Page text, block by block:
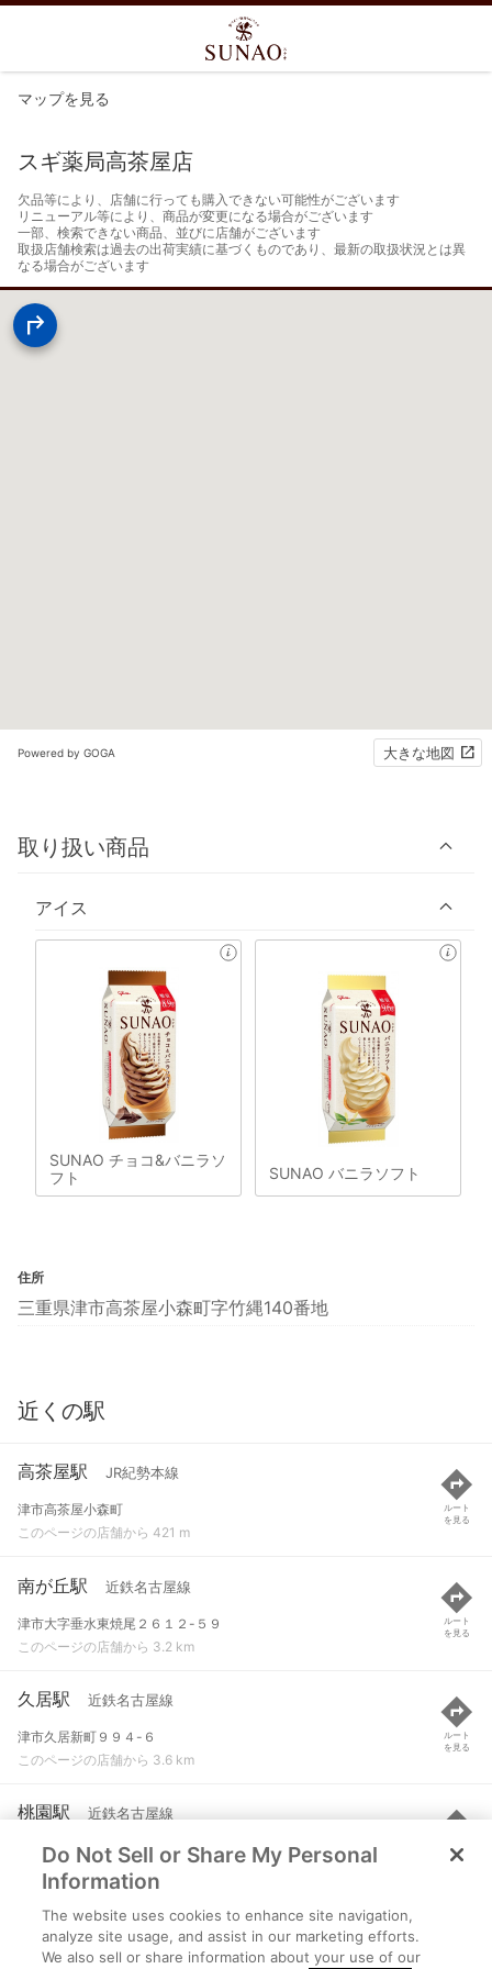
マップを見る
スギ薬局高茶屋店
欠品等により、店舗に行っても購入できない可能性がございます
リニューアル等により、商品が変更になる場合がございます
一部、検索できない商品、並びに店舗がございます
取扱店舗検索は過去の出荷実績に基づくものであり、最新の取扱状況とは異
なる場合がございます
Powered by GOGA 大きな地図
取り扱い商品
アイス
SUNAO チョコ&バニラソ
フト
SUNAO バニラソフト
住所
三重県津市高茶屋小森町字竹縄140番地
近くの駅
高茶屋駅 JR紀勢本線
津市高茶屋小森町
このページの店舗から 421 m
ルート
を見る
南が丘駅 近鉄名古屋線
津市大字垂水東焼尾２６１２-５９
このページの店舗から 3.2 km
ルート
を見る
久居駅 近鉄名古屋線
津市久居新町９９４-６
このページの店舗から 3.6 km
ルート
を見る
桃園駅 近鉄名古屋線
津市牧町３７５
このページの店舗から 3.6 km
ルート
を見る
阿漕駅 JR紀勢本線
津市岩田字大倉
Do Not Sell or Share My Personal
Information
The website uses cookies to enhance site navigation,
analyze site usage, and assist in our marketing efforts.
We also sell or share information about your use of our